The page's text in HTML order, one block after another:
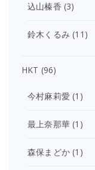
込山榛香 (3)
鈴木くるみ (11)
HKT (96)
今村麻莉愛 (1)
最上奈那華 (1)
森保まどか (1)